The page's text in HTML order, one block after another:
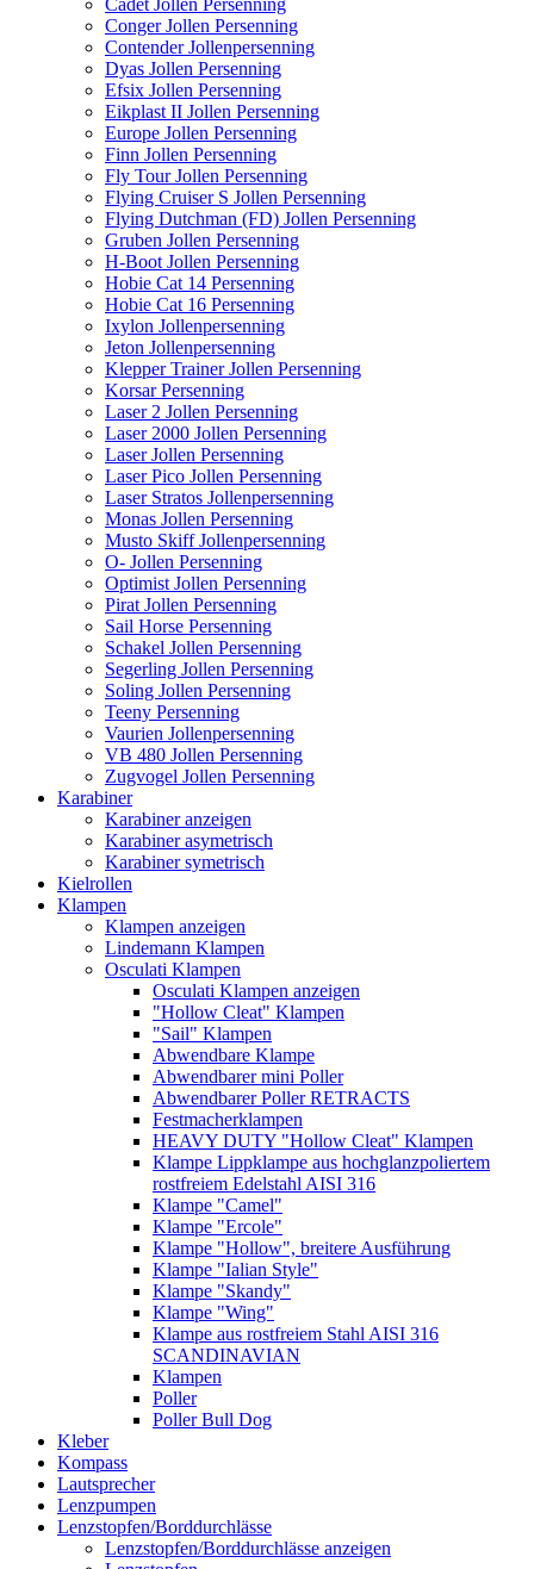
Conger Jollen Persenning
Contender Jollenpersenning
Dyas Jollen Persenning
Efsix Jollen Persenning
Eikplast II Jollen Persenning
Europe Jollen Persenning
Finn Jollen Persenning
Fly Tour Jollen Persenning
Flying Cruiser S Jollen Persenning
Flying Dutchman (FD) Jollen Persenning
Gruben Jollen Persenning
H-Boot Jollen Persenning
Hobie Cat 14 Persenning
Hobie Cat 16 Persenning
Ixylon Jollenpersenning
Jeton Jollenpersenning
Klepper Trainer Jollen Persenning
Korsar Persenning
Laser 2 Jollen Persenning
Laser 2000 Jollen Persenning
Laser Jollen Persenning
Laser Pico Jollen Persenning
Laser Stratos Jollenpersenning
Monas Jollen Persenning
Musto Skiff Jollenpersenning
O- Jollen Persenning
Optimist Jollen Persenning
Pirat Jollen Persenning
Sail Horse Persenning
Schakel Jollen Persenning
Segerling Jollen Persenning
Soling Jollen Persenning
Teeny Persenning
Vaurien Jollenpersenning
VB 480 Jollen Persenning
Zugvogel Jollen Persenning
Karabiner
Karabiner anzeigen
Karabiner asymetrisch
Karabiner symetrisch
Kielrollen
Klampen
Klampen anzeigen
Lindemann Klampen
Osculati Klampen
Osculati Klampen anzeigen
"Hollow Cleat" Klampen
"Sail" Klampen
Abwendbare Klampe
Abwendbarer mini Poller
Abwendbarer Poller RETRACTS
Festmacherklampen
HEAVY DUTY "Hollow Cleat" Klampen
Klampe Lippklampe aus hochglanzpoliertem
rostfreiem Edelstahl AISI 316
Klampe "Camel"
Klampe "Ercole"
Klampe "Hollow", breitere Ausführung
Klampe "Ialian Style"
Klampe "Skandy"
Klampe "Wing"
Klampe aus rostfreiem Stahl AISI 316
SCANDINAVIAN
Klampen
Poller
Poller Bull Dog
Kleber
Kompass
Lautsprecher
Lenzpumpen
Lenzstopfen/Borddurchlässe
Lenzstopfen/Borddurchlässe anzeigen